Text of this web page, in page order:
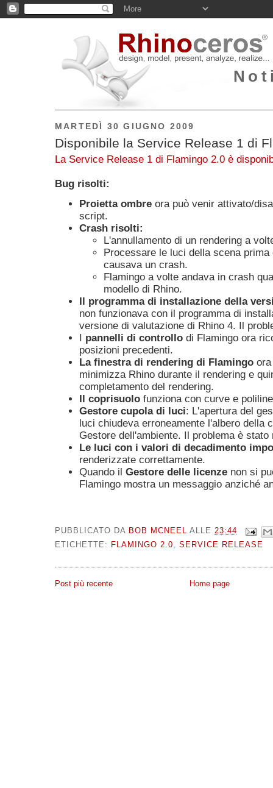
MARTEDÌ 30 GIUGNO 2009
Disponibile la Service Release 1 di
La Service Release 1 di Flamingo 2.0 è
Bug risolti:
Proietta ombre ora può venir attivato/
script.
Crash risolti:
L'annullamento di un rendering a
Processare le luci della scena
causava un crash.
Flamingo a volte andava in crash
modello di Rhino.
Il programma di installazione della
non funzionava con il programma di
versione di valutazione di Rhino 4. Il
I pannelli di controllo di Flamingo ora
posizioni precedenti.
La finestra di rendering di Flamingo
minimizza Rhino durante il rendering e
completamento del rendering.
Il coprisuolo funziona con curve e
Gestore cupola di luci: L'apertura del
luci chiudeva erroneamente l'albero della
Gestore dell'ambiente. Il problema è stato
Le luci con i valori di decadimento
renderizzate correttamente.
Quando il Gestore delle licenze non si
Flamingo mostra un messaggio anziché
PUBBLICATO DA BOB MCNEEL ALLE 23:44
ETICHETTE:
FLAMINGO 2.0, SERVICE RELEASE
Post più recente Home page